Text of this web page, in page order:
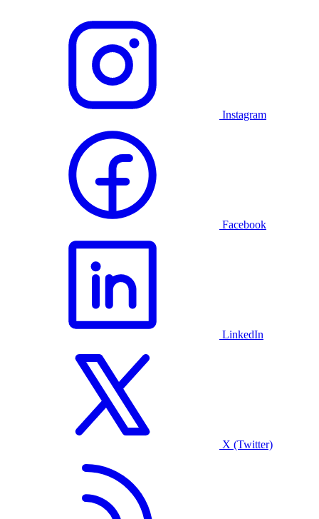
Instagram
Facebook
LinkedIn
X (Twitter)